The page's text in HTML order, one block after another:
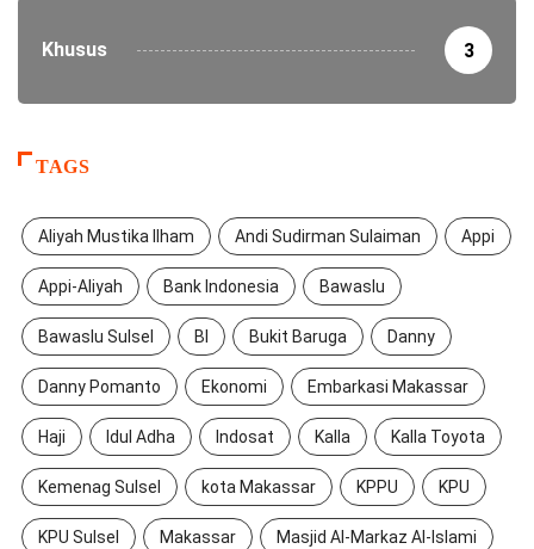
Khusus 3
TAGS
Aliyah Mustika Ilham Andi Sudirman Sulaiman Appi
Appi-Aliyah Bank Indonesia Bawaslu
Bawaslu Sulsel BI Bukit Baruga Danny
Danny Pomanto Ekonomi Embarkasi Makassar
Haji Idul Adha Indosat Kalla Kalla Toyota
Kemenag Sulsel kota Makassar KPPU KPU
KPU Sulsel Makassar Masjid Al-Markaz Al-Islami